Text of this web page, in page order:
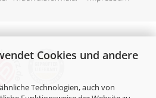
Cookies und andere
Technologien, auch von